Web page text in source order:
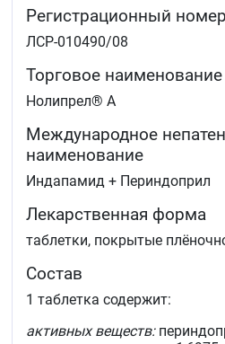
Регистрационный номер
ЛСР-010490/08
Торговое наименование
Нолипрел® А
Международное
наименование
Индапамид + Периндоприл
Лекарственная форма
таблетки, покрытые
Состав
1 таблетка содержит:
активных веществ: